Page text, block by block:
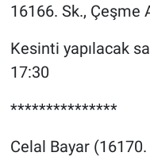
16166. Sk., Çeşme
Kesinti yapılacak
17:30
***************
Celal Bayar